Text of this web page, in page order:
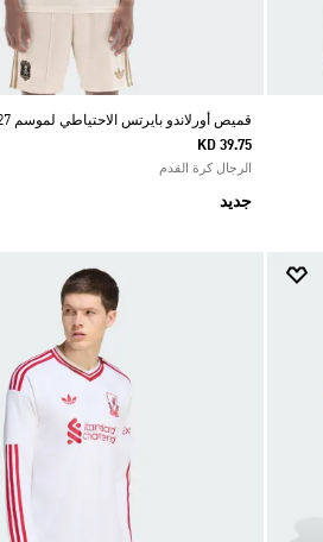
قميص أورلاندو بايرتس الاحتياطي لموسم 26/27
KD 39.75
الرجال كرة القدم
جديد